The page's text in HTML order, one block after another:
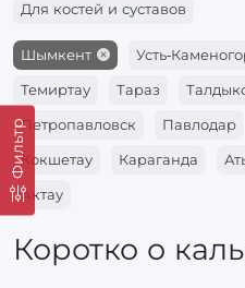
Фильтр
Для костей и суставов
Шымкент Усть-
Темиртау Тараз
Петропавловск Павлодар
Кокшетау Караганда
Актау
Коротко о